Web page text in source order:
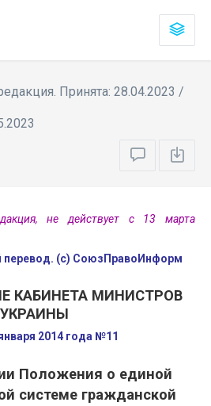
Принята: 28.04.2023 /
не действует с 13 марта
перевод. (с) СоюзПравоИнформ
КАБИНЕТА МИНИСТРОВ
УКРАИНЫ
2014 года №11
Положения о единой
системе гражданской